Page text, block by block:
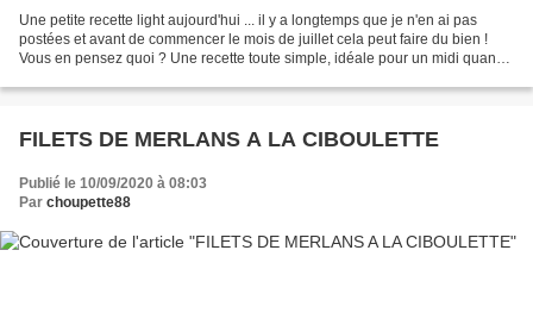
Une petite recette light aujourd'hui ... il y a longtemps que je n'en ai pas
postées et avant de commencer le mois de juillet cela peut faire du bien !
Vous en pensez quoi ? Une recette toute simple, idéale pour un midi quand
FILETS DE MERLANS A LA CIBOULETTE
Publié le 10/09/2020 à 08:03
Par choupette88